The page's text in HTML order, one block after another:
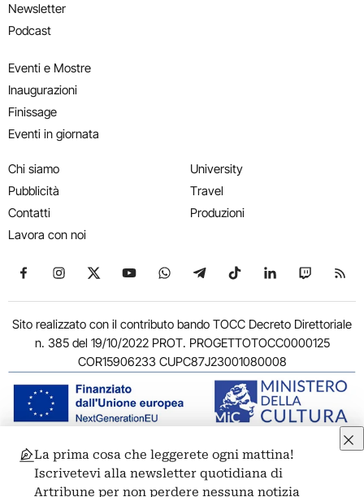
Newsletter
Podcast
Eventi e Mostre
Inaugurazioni
Finissage
Eventi in giornata
Chi siamo
Pubblicità
Contatti
Lavora con noi
University
Travel
Produzioni
Seguici su Facebook
Seguici su Instagram
Seguici su X
Seguici su YouTube
Seguici su WhatsApp
Seguici su Telegram
Seguici su TikTok
Seguici su
Seguici
Sito realizzato con il contributo bando TOCC Decreto Direttoriale
n. 385 del 19/10/2022 PROT. PROGETTOTOCC0000125
COR15906233 CUPC87J23001080008
© 2011-2026 ARTRIBUNE srl – Corso Vittorio Emanuele II, 287 –
00186 Roma - P.I. 11381581005
La prima cosa che leggerete ogni mattina!
Iscrivetevi alla newsletter quotidiana di
Artribune per non perdere nessuna notizia